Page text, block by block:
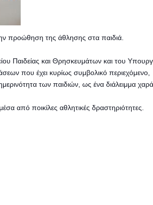
προώθηση της άθλησης στα παιδιά.
Παιδείας και Θρησκευμάτων και του
που έχει κυρίως συμβολικό περιεχόμενο,
των παιδιών, ως ένα διάλειμμα
από ποικίλες αθλητικές δραστηριότητες.